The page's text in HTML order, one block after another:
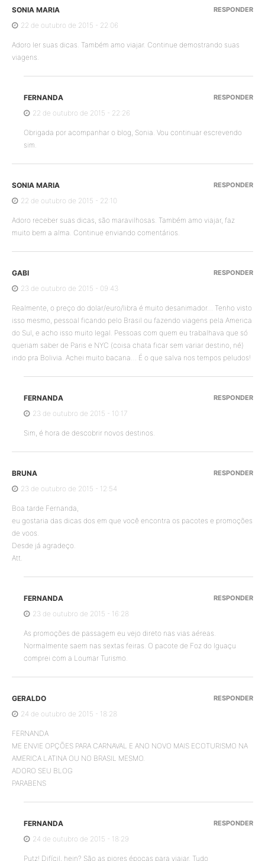
SONIA MARIA
22 de outubro de 2015 - 22:06
Adoro ler suas dicas. Também amo viajar. Continue demostrando suas
viagens.
RESPONDER
FERNANDA
22 de outubro de 2015 - 22:26
Obrigada por acompanhar o blog, Sonia. Vou continuar escrevendo
sim.
RESPONDER
SONIA MARIA
22 de outubro de 2015 - 22:10
Adoro receber suas dicas, são maravilhosas. Também amo viajar, faz
muito bem a alma. Continue enviando comentários.
RESPONDER
GABI
23 de outubro de 2015 - 09:43
Realmente, o preço do dolar/euro/libra é muito desanimador… Tenho visto
isso mesmo, pessoal ficando pelo Brasil ou fazendo viagens pela America
do Sul, e acho isso muito legal. Pessoas com quem eu trabalhava que só
queriam saber de Paris e NYC (coisa chata ficar sem variar destino, né)
indo pra Bolivia. Achei muito bacana… É o que salva nos tempos peludos!
RESPONDER
FERNANDA
23 de outubro de 2015 - 10:17
Sim, é hora de descobrir novos destinos.
RESPONDER
BRUNA
23 de outubro de 2015 - 12:54
Boa tarde Fernanda,
eu gostaria das dicas dos em que você encontra os pacotes e promoções
de voos.
Desde já agradeço.
Att.
RESPONDER
FERNANDA
23 de outubro de 2015 - 16:28
As promoções de passagem eu vejo direto nas vias aéreas.
Normalmente saem nas sextas feiras. O pacote de Foz do Iguaçu
comprei com a Loumar Turismo.
RESPONDER
GERALDO
24 de outubro de 2015 - 18:28
FERNANDA
ME ENVIE OPÇÕES PARA CARNAVAL E ANO NOVO MAIS ECOTURISMO NA
AMERICA LATINA OU NO BRASIL MESMO.
ADORO SEU BLOG
PARABENS
RESPONDER
FERNANDA
24 de outubro de 2015 - 18:29
Putz! Difícil, hein? São as piores épocas para viajar. Tudo
RESPONDER